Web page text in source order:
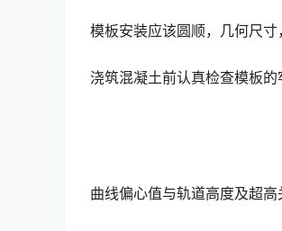
模板安装应该圆顺，几何尺
浇筑混凝土前认真检查模板
曲线偏心值与轨道高度及超高